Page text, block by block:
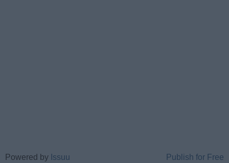
Powered by Issuu Publish for Free